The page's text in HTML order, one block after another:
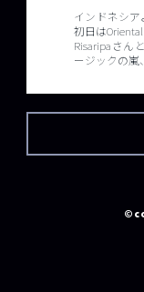
インドネシア
初日はOriental
Risaripaさん
ージックの嵐